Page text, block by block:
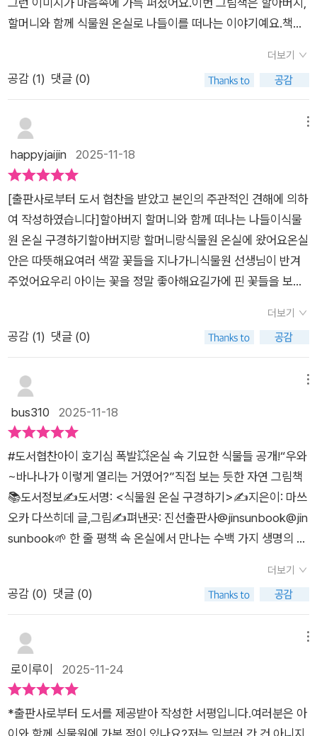
할머니와 함께 식물원 온실로 나들이를 떠나는 이야기예요.책을
멈추고, 다시 바라보게 되더라고요. ​🌿 온실 속 세상은 생각보다
훨씬 넓었어요온실에는 우리가 평소에 쉽게 볼 수 없는 신기하고
익숙한 과일들이“이렇게 나무에 열리는 거였구나” 하고 자연스
럽게 연결되기도 하고요.또 건조한 환경에서도 꿋꿋이 자라는 선
인장,습한 곳을 좋아하는 양치식물, 그리고 냄새로 유명한 커다란
면이 이어져요.아이와 함께 읽다 보니 식물원은 그냥 구경만 하는
곳이 아니라자연을 관찰하는 배움의 공간이라는 생각이 들었어
요. 🍃 그림만 봐도 설명이 되는 자연관찰그림책이 책이 참 좋았
던 이유는설명이 많지 않아도 그림 자체가 말을 걸어온다는 점이
에요.마쓰오카 다쓰히데 작가 특유의 포근한 수채화 느낌 덕분에
식물 하나하나의 생김새가 부담 없이 눈에 들어와요.아이도 책을
읽으면서 자연스럽게 페이지를 멈추고식물의 모양을 오래 바라
느꼈어요.​ 🌼 선아의 반응이 포인트가 되었어요선아는 이 책을
읽으면서유난히 온실 속 공기와 분위기에 집중하는 모습이었어
요.따뜻한 곳, 습한 곳, 냄새가 나는 꽃 이야기를 보며자기 나름대
로 상상하는 게 느껴졌어요.짧은 반응이었지만식물 하나하나를
‘그냥 그림’이 아니라살아 있는 존재로 받아들이는 느낌이 들었어
요. 🌱 자연을 좋아하는 마음은 관찰에서 시작돼요<식물원 온실
구경하기>는지식을 알려주기보다 자연을 눈여겨보는 방법을 알
려주는 책이에요.이 책을 읽고 나면 길가의 나무, 공원 화단, 화분
속 식물까지조금 더 천천히 보게 돼요.아이와 함께 “이건 어떤 환
림책, 자연그림책,그리고 정말 잘 만든 자연관찰그림책이라고 느
껴졌어요.​ 🌸 엄마로서 추천하고 싶은 이유집에서 편하게 식물원
구경을 할 수 있어요실제 나들이 전에 읽어도 좋고,다녀온 뒤 추
억 정리용으로도 좋아요설명이 과하지 않아아이가 스스로 관찰
하고 느끼게 돼요​책을 덮고 나니“다음엔 진짜 식물원에 가 보고
싶다”는 생각이 들었어요.그림책 한 권이 마음에 작은 씨앗을 심
물그림책 #자연그림책 #자연관찰그림책#식물원온실구경하기
더보기
공감 (1) 댓글 (0)
happyjaijin 2025-11-18
[출판사로부터 도서 협찬을 받았고 본인의 주관적인 견해에 의하
여 작성하였습니다]할아버지 할머니와 함께 떠나는 나들이식물
원 온실 구경하기할아버지랑 할머니랑식물원 온실에 왔어요온실
안은 따뜻해요여러 색깔 꽃들을 지나가니식물원 선생님이 반겨
주었어요우리 아이는 꽃을 정말 좋아해요길가에 핀 꽃들을 보면
인지 물어보기도 합니다꽃 좋아하는 아이와 함께 즐겁게식물원
온실 속으로 들어가 봤어요온실에 온 걸 환영해요온실 안은 열대
식물을 기르기 위해온도와 습도를 조절하고 있어요여기는 과일
이 열리는 열대 식물 구역이에요초콜릿의 원료가 되는 카카오나
구역으로 갈까요이곳에는 어떤 식물들이 있을까요?식물원 선생
물을 잘 모르는 엄마도 아이와 함께재미있게 배울 수 있었습니다
축축한 곳을 좋아하는 양치식물들벌레를 먹는 식물 벌레잡이통
풀파인애플 종류의 식물들여러 선인장과 수련들세상에는 아직
발견되지 않은식물들이 많이 있어요식물원을 옮겨놓은 듯한 생
생한 그림과정겹고 귀여운 아이와 선생님을 보며마치 식물원 견
학을 하는 기분이 들었습니다익숙한 식물들도 보이고처음 보는
식물들도 많이 보이면서책장을 넘기며 이번에는 어떤 식물들이
을 전문적으로 그리는일러스트레이터로 창작 그림책을 비롯해세
계 각지에서 취재한 경험을 바탕으로많은 과학 그림책을 그리는
작가마쓰오카 다쓰히데의 식물원 온실 구경하기 입니다할아버지
할머니와 식물원을 구경하는 아이를 보고우리 아이도 다음에는
할아버지 할머니와식물원에 가보고 싶다고 하더라고요책 속 할
아버지 할머니가아이를 사랑스러운 눈으로 바라보는 것처럼우리
더보기
공감 (1) 댓글 (0)
bus310 2025-11-18
#도서협찬아이 호기심 폭발💥온실 속 기묘한 식물들 공개!“우와
~바나나가 이렇게 열리는 거였어?”직접 보는 듯한 자연 그림책
📚도서정보✍️도서명: <식물원 온실 구경하기>✍️지은이: 마쓰
오카 다쓰히데 글,그림✍️펴낸곳: 진선출판사@jinsunbook@jin
sunbook🌱 한 줄 평책 속 온실에서 만나는 수백 가지 생명의 얼
물원에 가면,우리가 평소에 보지 못했던신기한 식물들이 얼마나
많은지새삼 놀랄 때가 있어요.《식물원 온실 구경하기》는그런 ‘온
실 탐방’의 설렘을그대로 담아낸 따뜻한자연 관찰 그림책입니다.
책장을 여는 순간,전에 국립세종수목에서 본 풍경과 같아책장을
넘기며 “와!” 하고 감탄했어요.🍌바나나, 망고처럼 우리에게 익
숙한 과일부터잔뜩 열매를 맺는 잭프루트,다양한 야자나무까지
기심을불러일으키는 장면들로 가득해요.특히 바나나 꽃과카카오
더보기
공감 (0) 댓글 (0)
로이루이 2025-11-24
*출판사로부터 도서를 제공받아 작성한 서평입니다.여러분은 아